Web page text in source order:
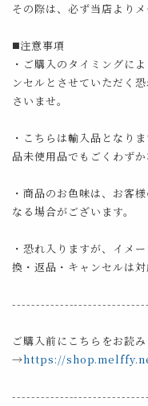
その際は、必ず当店より
◼️注意事項
・ご購入のタイミングに
ンセルとさせていただく
さいませ。
・こちらは輸入品となり
品未使用品でもごくわず
・商品のお色味は、お客
なる場合がございます。
・恐れ入りますが、イメ
換・返品・キャンセルは対
ご購入前にこちらをお読
→https://